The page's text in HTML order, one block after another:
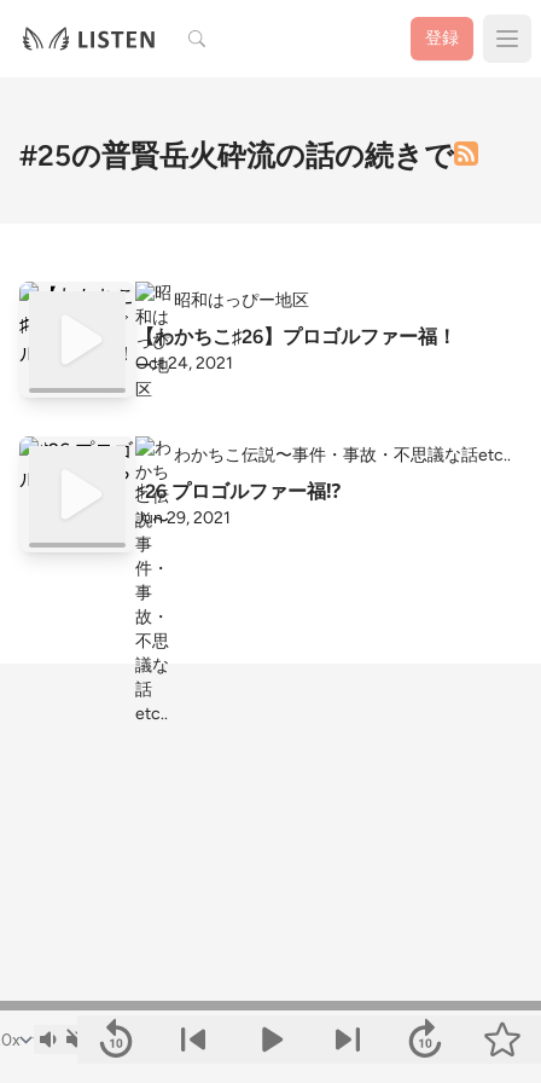
検索 登録
#25の普賢岳火砕流の話の続きで
昭和はっぴー地区
【わかちこ♯26】プロゴルファー福！
Oct 24, 2021
わかちこ伝説〜事件・事故・不思議な話etc..
♯26 プロゴルファー福⁉
Jun 29, 2021